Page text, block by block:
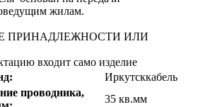
жилам.
ПРИНАДЛЕЖНОСТИ ИЛИ
входит само изделие
Иркутсккабель
проводника,
35 кв.мм